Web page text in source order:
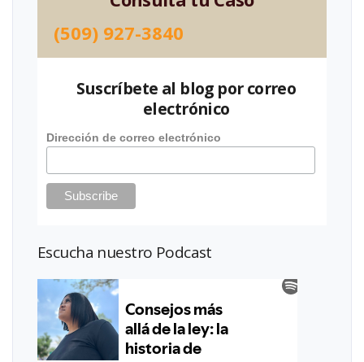
(509) 927-3840
Suscríbete al blog por correo
electrónico
Dirección de correo electrónico
Escucha nuestro Podcast